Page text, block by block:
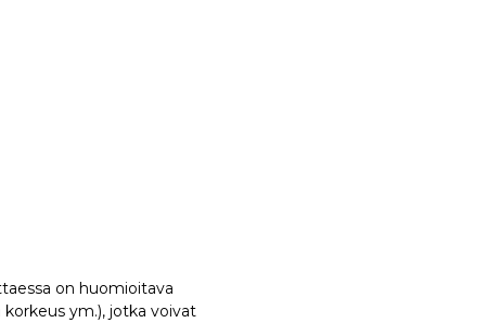
on huomioitava
ym.), jotka voivat